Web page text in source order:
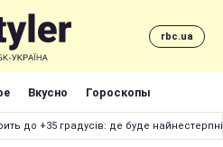
rbc.ua
Вкусно Гороскопы
до +35 градусів: де буде